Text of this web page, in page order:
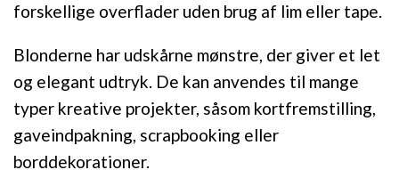
forskellige overflader uden brug af lim eller tape.
Blonderne har udskårne mønstre, der giver et let
og elegant udtryk. De kan anvendes til mange
typer kreative projekter, såsom kortfremstilling,
gaveindpakning, scrapbooking eller
borddekorationer.